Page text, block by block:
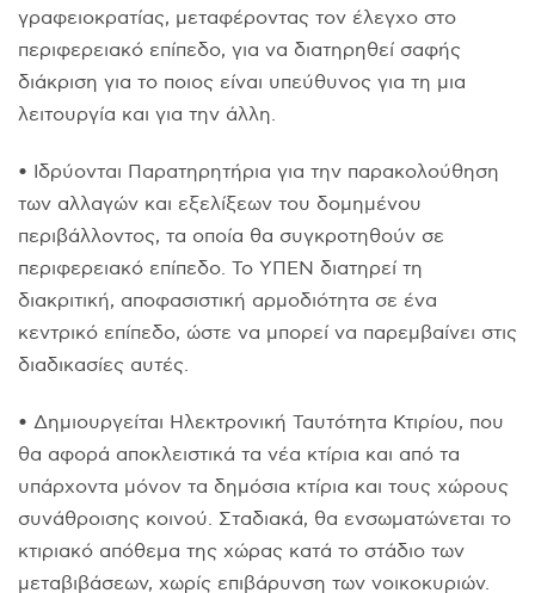
γραφειοκρατίας, μεταφέροντας τον έλεγχο στο
περιφερειακό επίπεδο, για να διατηρηθεί σαφής
διάκριση για το ποιος είναι υπεύθυνος για τη μια
λειτουργία και για την άλλη.
• Ιδρύονται Παρατηρητήρια για την παρακολούθηση
των αλλαγών και εξελίξεων του δομημένου
περιβάλλοντος, τα οποία θα συγκροτηθούν σε
περιφερειακό επίπεδο. Το ΥΠΕΝ διατηρεί τη
διακριτική, αποφασιστική αρμοδιότητα σε ένα
κεντρικό επίπεδο, ώστε να μπορεί να παρεμβαίνει στις
διαδικασίες αυτές.
• Δημιουργείται Ηλεκτρονική Ταυτότητα Κτιρίου, που
θα αφορά αποκλειστικά τα νέα κτίρια και από τα
υπάρχοντα μόνον τα δημόσια κτίρια και τους χώρους
συνάθροισης κοινού. Σταδιακά, θα ενσωματώνεται το
κτιριακό απόθεμα της χώρας κατά το στάδιο των
μεταβιβάσεων, χωρίς επιβάρυνση των νοικοκυριών.